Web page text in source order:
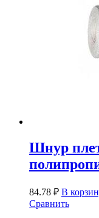
Шнур
84.78 ₽ В
Сравнить